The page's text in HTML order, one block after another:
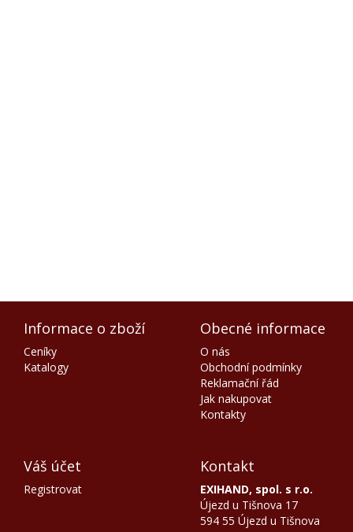
Informace o zboží
Ceníky
Katalogy
Obecné informace
O nás
Obchodní podmínky
Reklamační řád
Jak nakupovat
Kontakty
Váš účet
Registrovat
Kontakt
EXIHAND, spol. s r.o.
Újezd u Tišnova 17
594 55 Újezd u Tišnova